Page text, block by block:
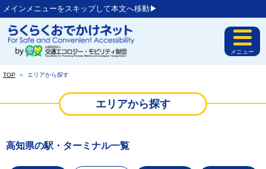
メインメニューをスキップして本文へ移動▶︎
メニュー
TOP ＞ エリアから探す
エリアから探す
高知県の駅・ターミナル一覧